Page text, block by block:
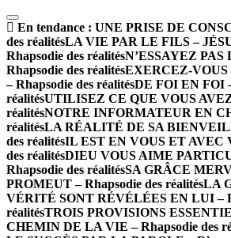
En tendance : UNE PRISE DE
des réalitésLA VIE PAR LE FILS –
Rhapsodie des réalitésN’ESSAYEZ
Rhapsodie des réalitésEXERCEZ-
– Rhapsodie des réalitésDE FOI EN FOI
réalitésUTILISEZ CE QUE VOUS AVEZ
réalitésNOTRE INFORMATEUR EN
réalitésLA RÉALITÉ DE SA
des réalitésIL EST EN VOUS ET AVEC
des réalitésDIEU VOUS AIME
Rhapsodie des réalitésSA GRÂCE
PROMEUT – Rhapsodie des réalitésLA
VÉRITÉ SONT RÉVÉLÉES EN LUI –
réalitésTROIS PROVISIONS
CHEMIN DE LA VIE – Rhapsodie des